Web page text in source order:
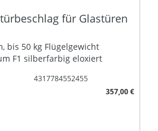
für Glastüren
bis 50 kg Flügelgewicht
F1 silberfarbig eloxiert
4317784552455
357,00 €